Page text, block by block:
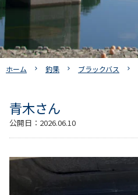
ホーム 釣果 ブラックバス
青木さん
公開日： 2026.06.10